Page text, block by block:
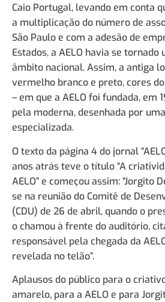
Caio Portugal, levando em conta
a multiplicação do número de
São Paulo e com a adesão de
Estados, a AELO havia se tornado
âmbito nacional. Assim, a antiga
vermelho branco e preto, cores
– em que a AELO foi fundada, em
pela moderna, desenhada por
especializada.
O texto da página 4 do jornal
anos atrás teve o título “A
AELO” e começou assim: “Jorgito
se na reunião do Comitê de
(CDU) de 26 de abril, quando o
o chamou à frente do auditório,
responsável pela chegada da
revelada no telão”.
Aplausos do público para o
amarelo, para a AELO e para